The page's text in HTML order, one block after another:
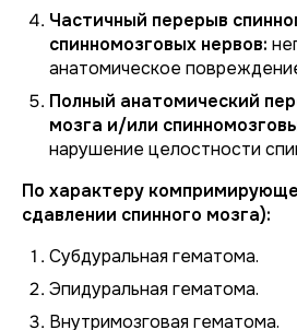
Частичный перерыв
спинномозговых нервов:
анатомическое
Полный анатомический
мозга и/или
нарушение целостности
По характеру
сдавлении спинного мозга):
Субдуральная гематома.
Эпидуральная гематома.
Внутримозговая гематома.